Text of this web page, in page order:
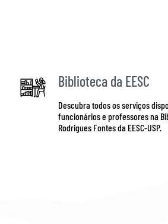
Biblioteca da EESC
Descubra todos os serviços
funcionários e professores na
Rodrigues Fontes da EESC-USP.